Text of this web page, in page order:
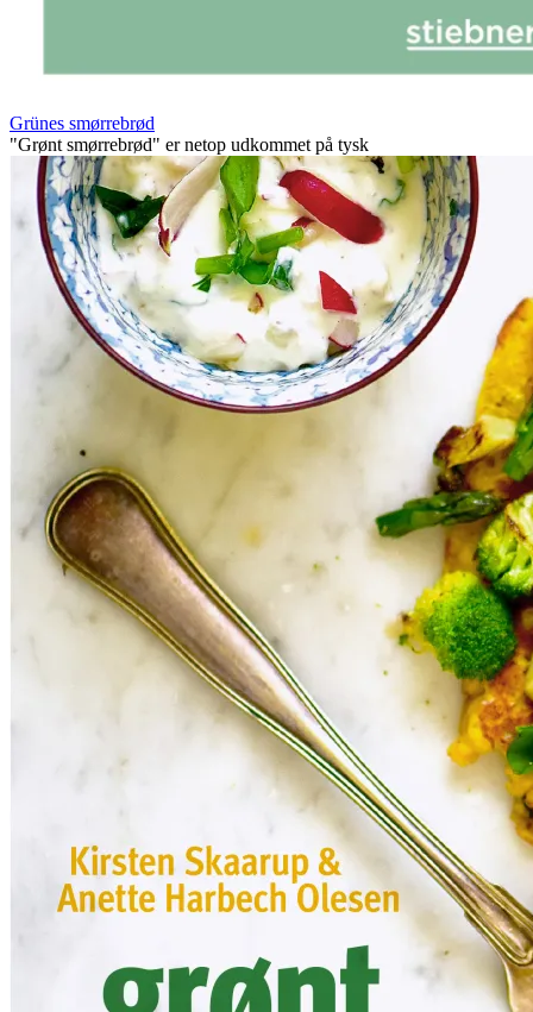
Grünes smørrebrød
"Grønt smørrebrød" er netop udkommet på tysk